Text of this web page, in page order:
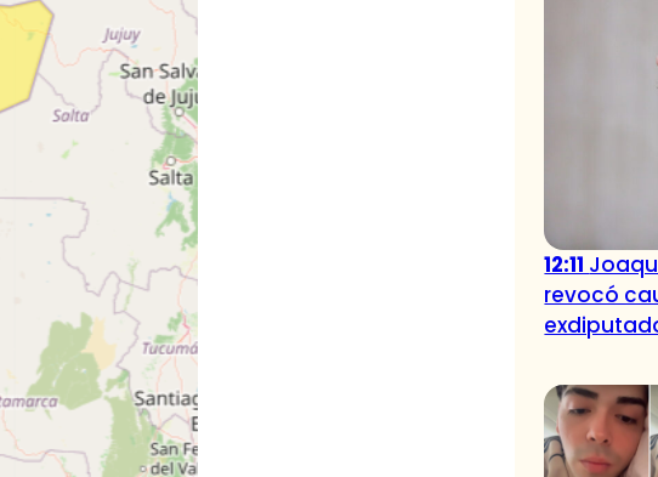
12:11
revocó